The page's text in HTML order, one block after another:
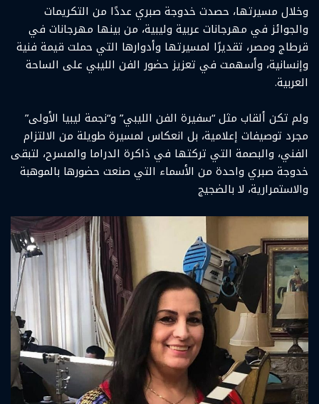
وخلال مسيرتها، حصدت خدوجة صبري عددًا من التكريمات
والجوائز في مهرجانات عربية وليبية، من بينها مهرجانات في
قرطاج ومصر، تقديرًا لمسيرتها وأدوارها التي حملت قيمة فنية
وإنسانية، وأسهمت في تعزيز حضور الفن الليبي على الساحة
العربية.
ولم تكن ألقاب مثل “سفيرة الفن الليبي” و“نجمة ليبيا الأولى”
مجرد توصيفات إعلامية، بل انعكاس لمسيرة طويلة من الالتزام
الفني، والبصمة التي تركتها في ذاكرة الدراما والمسرح، لتبقى
خدوجة صبري واحدة من الأسماء التي صنعت حضورها بالموهبة
والاستمرارية، لا بالضجيج